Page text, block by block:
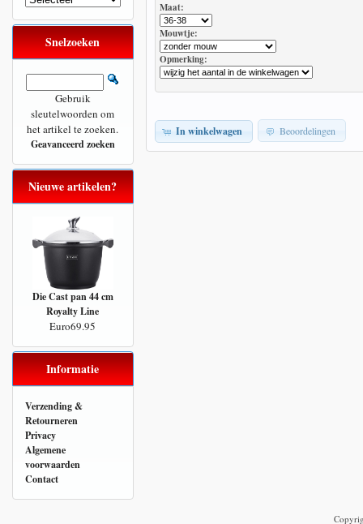
Maat:
Mouwtje:
Opmerking:
In winkelwagen Beoordelingen
Snelzoeken
Gebruik
sleutelwoorden om
het artikel te zoeken.
Geavanceerd zoeken
Nieuwe artikelen?
Die Cast pan 44 cm
Royalty Line
Euro69.95
Informatie
Verzending &
Retourneren
Privacy
Algemene
voorwaarden
Contact